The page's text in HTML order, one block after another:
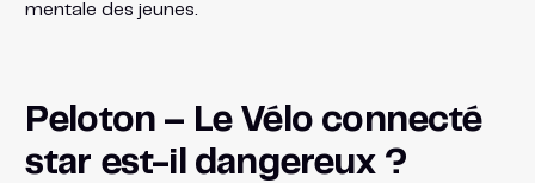
mentale des jeunes.
Peloton – Le Vélo connecté
star est-il dangereux ?